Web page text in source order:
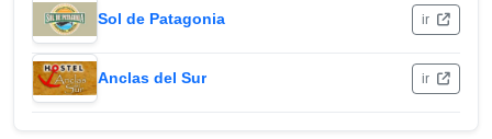
Sol de Patagonia ir
Anclas del Sur ir